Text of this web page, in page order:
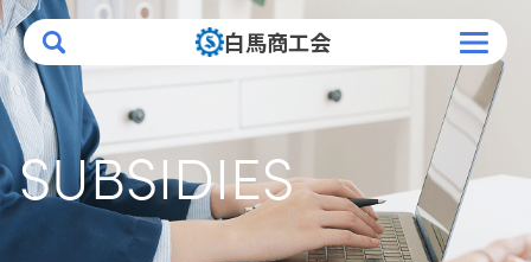
白馬商工会
トップページ
白馬商工会について
SUBSIDIES